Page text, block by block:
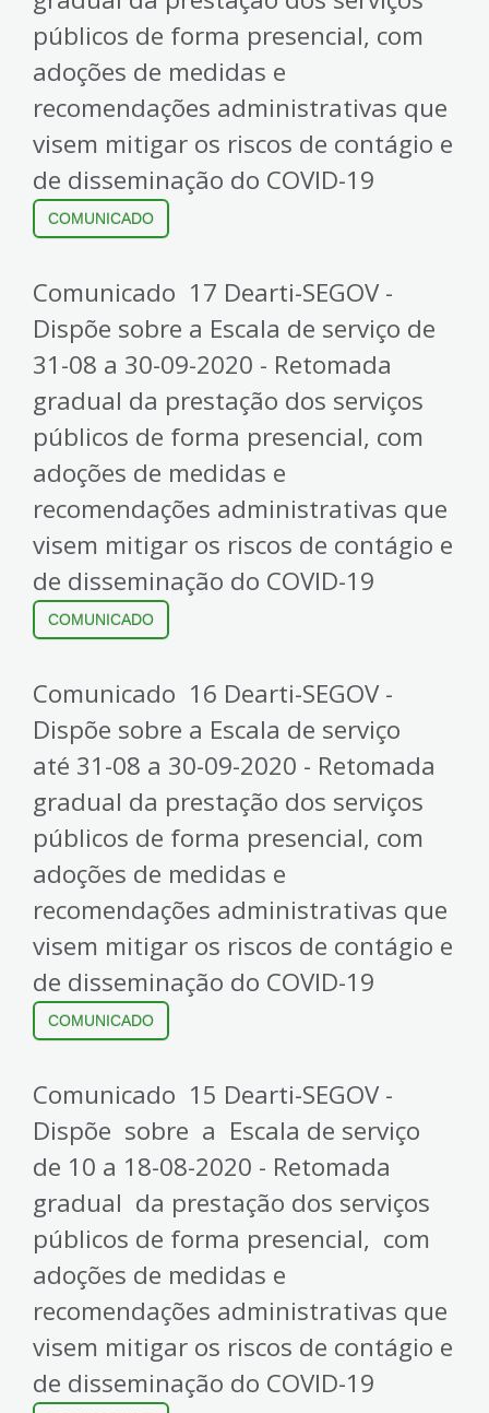
públicos de forma presencial, com
adoções de medidas e
recomendações administrativas que
visem mitigar os riscos de contágio e
de disseminação do COVID-19
COMUNICADO
Comunicado 17 Dearti-SEGOV -
Dispõe sobre a Escala de serviço de
31-08 a 30-09-2020 - Retomada
gradual da prestação dos serviços
públicos de forma presencial, com
adoções de medidas e
recomendações administrativas que
visem mitigar os riscos de contágio e
de disseminação do COVID-19
COMUNICADO
Comunicado 16 Dearti-SEGOV -
Dispõe sobre a Escala de serviço
até 31-08 a 30-09-2020 - Retomada
gradual da prestação dos serviços
públicos de forma presencial, com
adoções de medidas e
recomendações administrativas que
visem mitigar os riscos de contágio e
de disseminação do COVID-19
COMUNICADO
Comunicado 15 Dearti-SEGOV -
Dispõe sobre a Escala de serviço
de 10 a 18-08-2020 - Retomada
gradual da prestação dos serviços
públicos de forma presencial, com
adoções de medidas e
recomendações administrativas que
visem mitigar os riscos de contágio e
de disseminação do COVID-19